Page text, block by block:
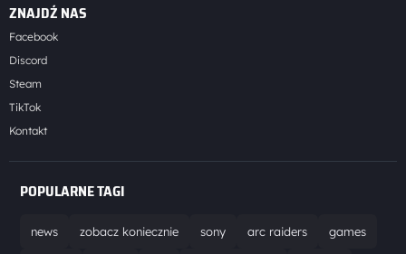
ZNAJDŹ NAS
Facebook
Discord
Steam
TikTok
Kontakt
POPULARNE TAGI
news zobacz koniecznie sony arc raiders games